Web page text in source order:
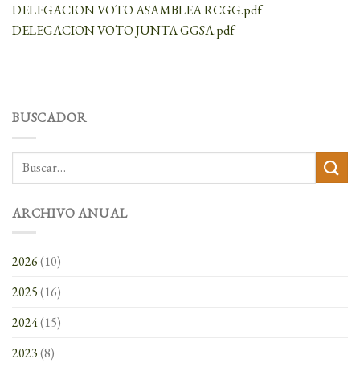
DELEGACION VOTO ASAMBLEA RCGG.pdf
DELEGACION VOTO JUNTA GGSA.pdf
BUSCADOR
ARCHIVO ANUAL
2026(10)
2025(16)
2024(15)
2023(8)